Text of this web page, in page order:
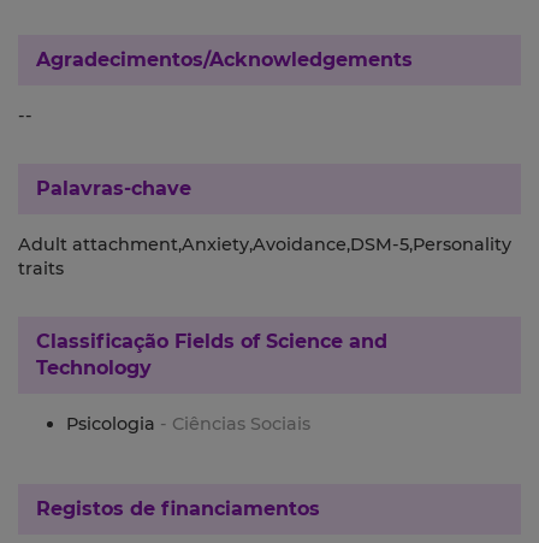
Agradecimentos/Acknowledgements
--
Palavras-chave
Adult attachment,Anxiety,Avoidance,DSM-5,Personality
traits
Classificação Fields of Science and
Technology
Psicologia - Ciências Sociais
Registos de financiamentos